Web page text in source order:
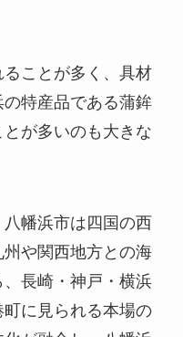
ことが多く、具材
特産品である蒲鉾
が多いのも大きな
幡浜市は四国の西
や関西地方との海
、長崎・神戸・横浜
に見られる本場の